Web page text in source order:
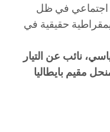
اجتماعي في ظل
حقيقية في
نائب عن التيار
مقيم بايطاليا